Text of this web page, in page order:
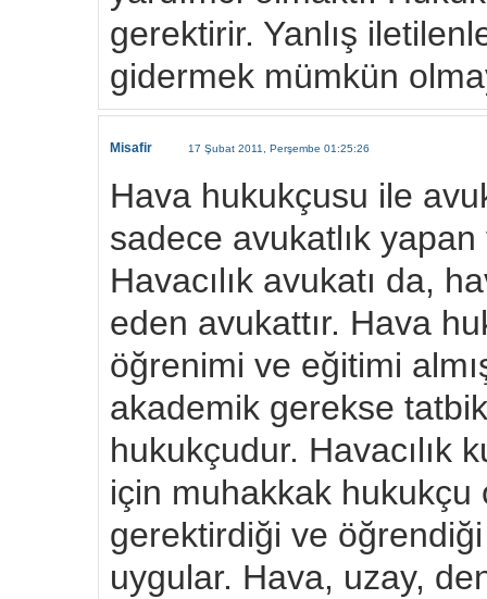
gerektirir. Yanlış
gidermek mümkün
Misafir 17 Şubat 2011, Perşembe 01:25:26
Hava hukukçusu ile
sadece avukatlık
Havacılık avukatı da,
eden avukattır. Hava
öğrenimi ve eğitimi
akademik gerekse
hukukçudur. Havacılık
için muhakkak
gerektirdiği ve
uygular. Hava, uzay,